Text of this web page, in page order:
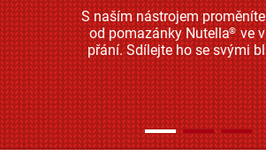
S naším nástrojem
od pomazánky Nutella®ve
přání. Sdílejte ho se svými